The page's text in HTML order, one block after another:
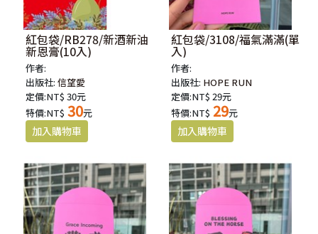
紅包袋/RB278/新酒新油
新恩膏(10入)
作者:
出版社:信望愛
定價:NT$ 30元
特價:NT$ 30元
紅包袋/3108/福氣滿滿(單
入)
作者:
出版社: HOPE RUN
定價:NT$ 29元
特價:NT$ 29元